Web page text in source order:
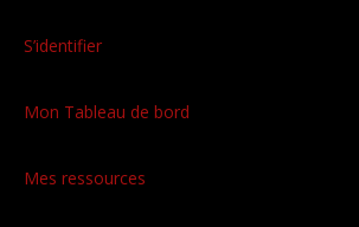
S’identifier
Mon Tableau de bord
Mes ressources